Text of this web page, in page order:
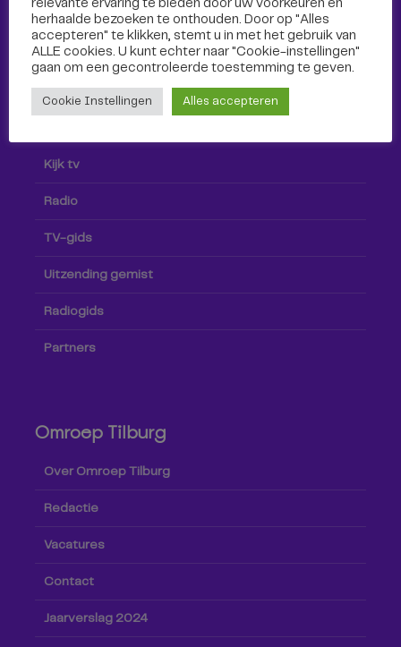
Kijk tv
Radio
TV-gids
Uitzending gemist
Radiogids
Partners
Omroep Tilburg
Over Omroep Tilburg
Redactie
Vacatures
Contact
Jaarverslag 2024
relevante ervaring te bieden door uw voorkeuren en
herhaalde bezoeken te onthouden. Door op "Alles
accepteren" te klikken, stemt u in met het gebruik van
ALLE cookies. U kunt echter naar "Cookie-instellingen"
gaan om een ​​gecontroleerde toestemming te geven.
Cookie Instellingen Alles accepteren